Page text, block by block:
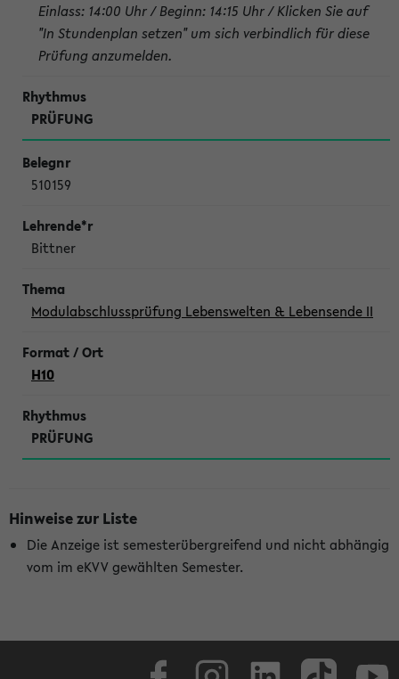
Einlass: 14:00 Uhr / Beginn: 14:15 Uhr / Klicken Sie auf
"In Stundenplan setzen" um sich verbindlich für diese
Prüfung anzumelden.
PRÜFUNG
510159
Bittner
Modulabschlussprüfung Lebenswelten & Lebensende II
H10
PRÜFUNG
Hinweise zur Liste
Die Anzeige ist semesterübergreifend und nicht abhängig
vom im eKVV gewählten Semester.